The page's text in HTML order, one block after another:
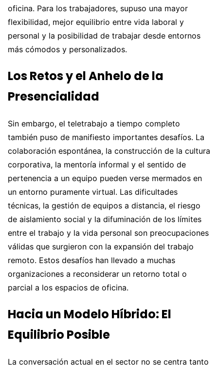
oficina. Para los trabajadores, supuso una mayor
flexibilidad, mejor equilibrio entre vida laboral y
personal y la posibilidad de trabajar desde entornos
más cómodos y personalizados.
Los Retos y el Anhelo de la
Presencialidad
Sin embargo, el teletrabajo a tiempo completo
también puso de manifiesto importantes desafíos. La
colaboración espontánea, la construcción de la cultura
corporativa, la mentoría informal y el sentido de
pertenencia a un equipo pueden verse mermados en
un entorno puramente virtual. Las dificultades
técnicas, la gestión de equipos a distancia, el riesgo
de aislamiento social y la difuminación de los límites
entre el trabajo y la vida personal son preocupaciones
válidas que surgieron con la expansión del trabajo
remoto. Estos desafíos han llevado a muchas
organizaciones a reconsiderar un retorno total o
parcial a los espacios de oficina.
Hacia un Modelo Híbrido: El
Equilibrio Posible
La conversación actual en el sector no se centra tanto